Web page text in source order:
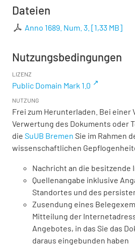
Dateien
Anno 1689. Num. 3. [1,33 MB]
Nutzungsbedingungen
LIZENZ
Public Domain Mark 1.0
NUTZUNG
Frei zum Herunterladen. Bei
Verwertung des Dokuments oder
die SuUB Bremen Sie im Rahmen
wissenschaftlichen
Nachricht an die besitzende
Quellenangabe inklusive
Standortes und des
Zusendung eines
Mitteilung der
Angebotes, in das Sie das
daraus eingebunden haben